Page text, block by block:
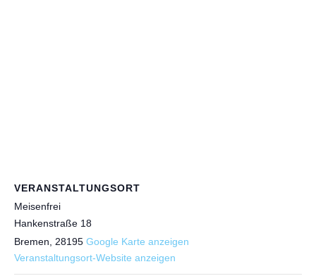
VERANSTALTUNGSORT
Meisenfrei
Hankenstraße 18
Bremen
28195 Google Karte anzeigen
Veranstaltungsort-Website anzeigen